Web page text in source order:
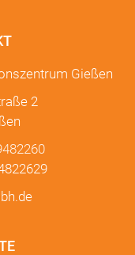
Gießen
2